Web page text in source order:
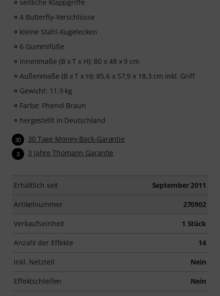
seitliche Klappgriffe
4 Butterfly-Verschlüsse
kleine Stahl-Kugelecken
6 Gummifüße
Innenmaße (B x T x H): 80 x 48 x 9 cm
Außenmaße (B x T x H): 85,6 x 57,9 x 18,3 cm inkl. Griff
Gewicht: 11,9 kg
Farbe: Phenol Braun
hergestellt in Deutschland
30 30 Tage Money-Back-Garantie
3 3 Jahre Thomann Garantie
Erhältlich seit September 2011
Artikelnummer 270902
Verkaufseinheit 1 Stück
Anzahl der Effekte 14
Inkl. Netzteil Nein
Effektschleifen Nein